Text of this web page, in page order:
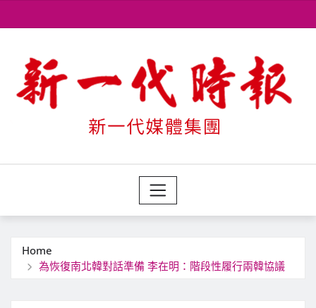
to
Home
為恢復南北韓對話準備 李在明：階段性履行兩韓協議